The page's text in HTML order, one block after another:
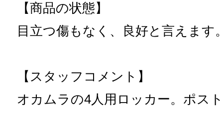
【商品の状態】
目立つ傷もなく、良好と言えます
【スタッフコメント】
オカムラの4人用ロッカー。ポス